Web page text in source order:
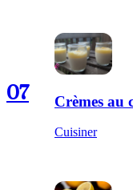
07 Crèmes au
Cuisiner